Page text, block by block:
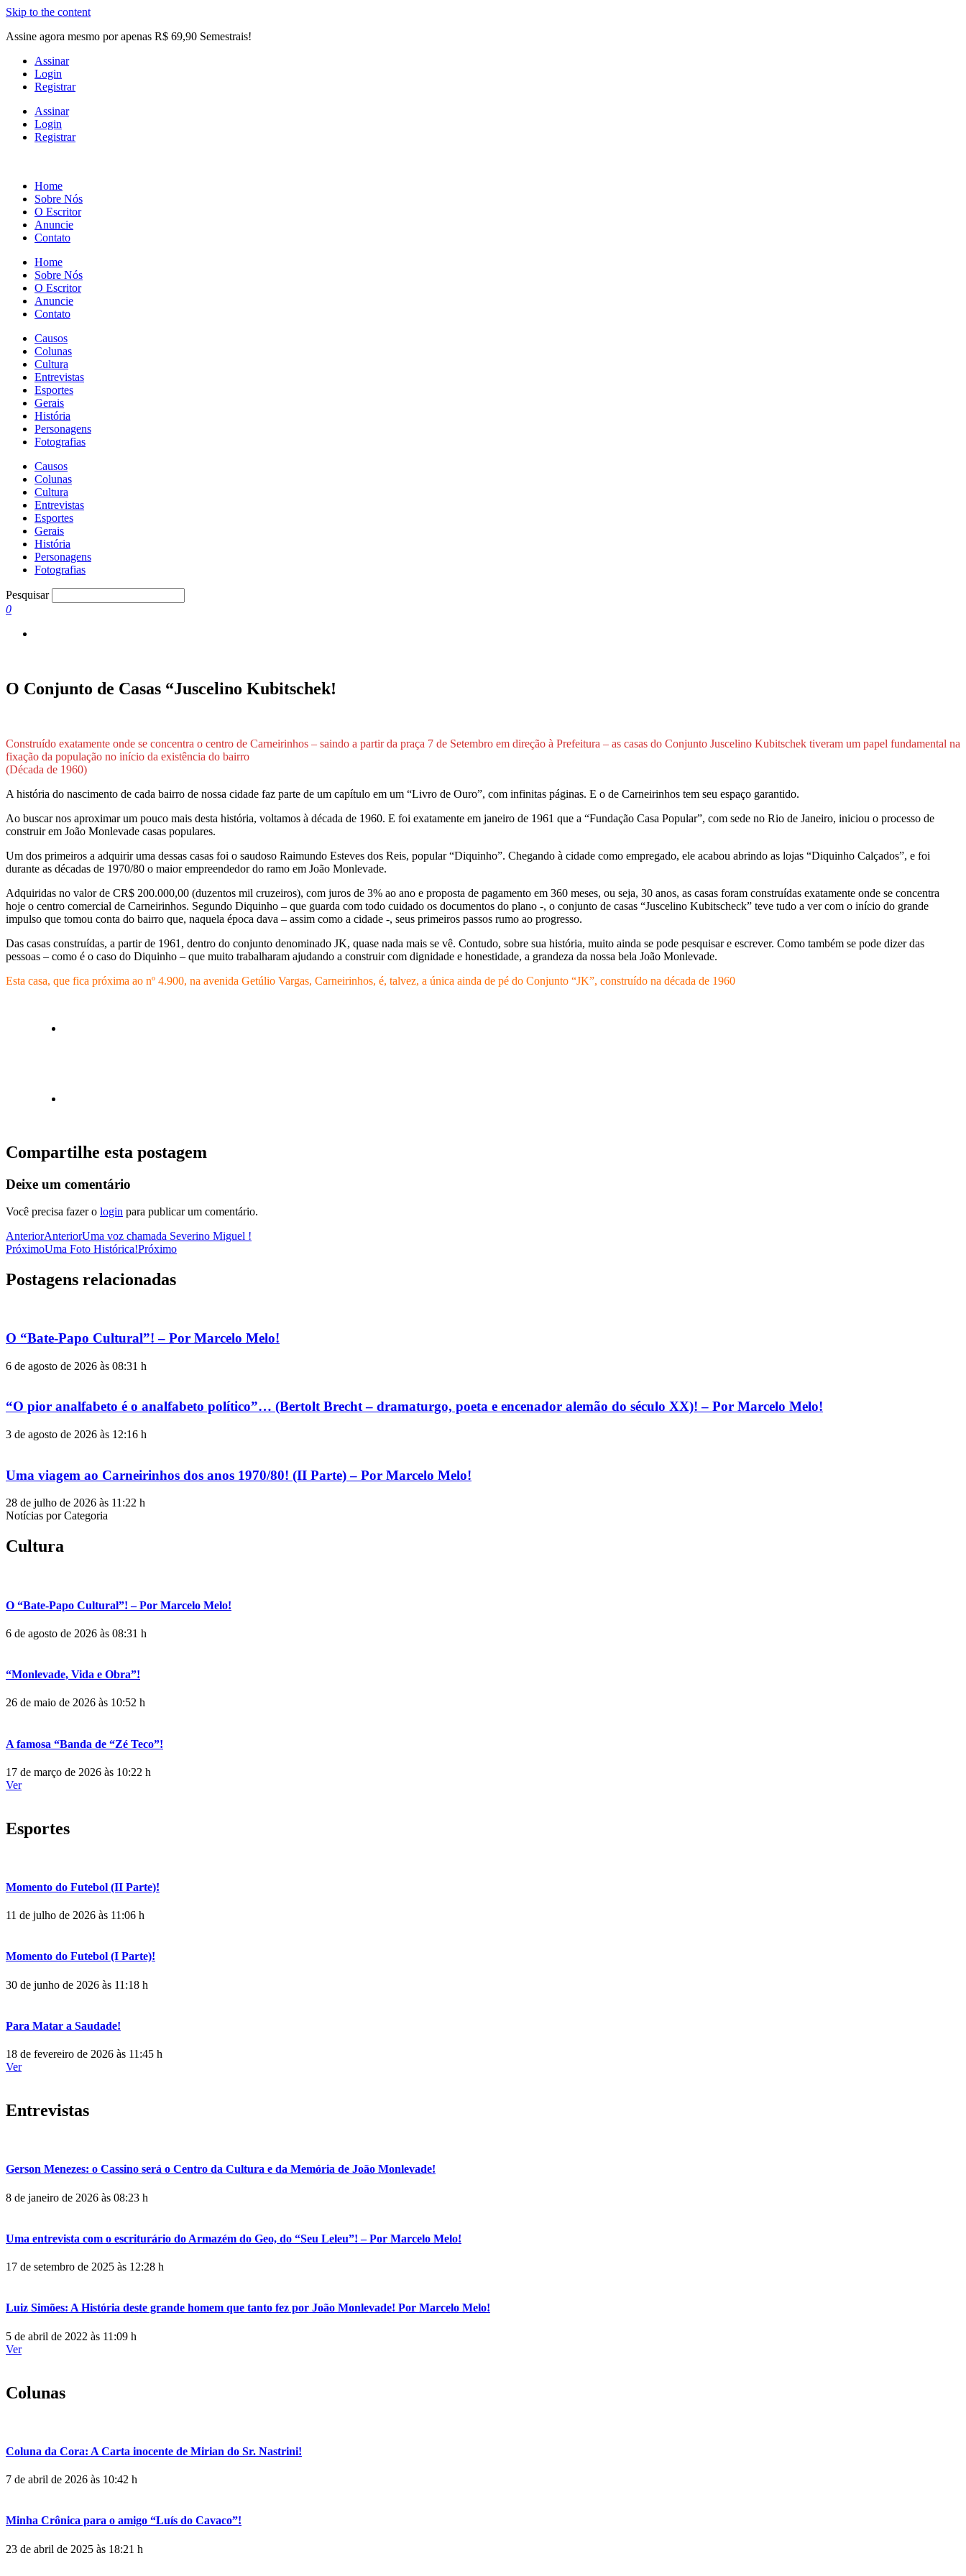
Skip to the content
Assine agora mesmo por apenas R$ 69,90 Semestrais!
Assinar
Login
Registrar
Assinar
Login
Registrar
Home
Sobre Nós
O Escritor
Anuncie
Contato
Home
Sobre Nós
O Escritor
Anuncie
Contato
Causos
Colunas
Cultura
Entrevistas
Esportes
Gerais
História
Personagens
Fotografias
Causos
Colunas
Cultura
Entrevistas
Esportes
Gerais
História
Personagens
Fotografias
Pesquisar
0
O Conjunto de Casas “Juscelino Kubitschek!
Construído exatamente onde se concentra o centro de Carneirinhos – saindo a partir da praça 7 de Setembro em direção à Prefeitura – as casas do Conjunto Juscelino Kubitschek tiveram um papel fundamental na
fixação da população no início da existência do bairro
(Década de 1960)
A história do nascimento de cada bairro de nossa cidade faz parte de um capítulo em um “Livro de Ouro”, com infinitas páginas. E o de Carneirinhos tem seu espaço garantido.
Ao buscar nos aproximar um pouco mais desta história, voltamos à década de 1960. E foi exatamente em janeiro de 1961 que a “Fundação Casa Popular”, com sede no Rio de Janeiro, iniciou o processo de
construir em João Monlevade casas populares.
Um dos primeiros a adquirir uma dessas casas foi o saudoso Raimundo Esteves dos Reis, popular “Diquinho”. Chegando à cidade como empregado, ele acabou abrindo as lojas “Diquinho Calçados”, e foi
durante as décadas de 1970/80 o maior empreendedor do ramo em João Monlevade.
Adquiridas no valor de CR$ 200.000,00 (duzentos mil cruzeiros), com juros de 3% ao ano e proposta de pagamento em 360 meses, ou seja, 30 anos, as casas foram construídas exatamente onde se concentra
hoje o centro comercial de Carneirinhos. Segundo Diquinho – que guarda com todo cuidado os documentos do plano -, o conjunto de casas “Juscelino Kubitscheck” teve tudo a ver com o início do grande
impulso que tomou conta do bairro que, naquela época dava – assim como a cidade -, seus primeiros passos rumo ao progresso.
Das casas construídas, a partir de 1961, dentro do conjunto denominado JK, quase nada mais se vê. Contudo, sobre sua história, muito ainda se pode pesquisar e escrever. Como também se pode dizer das
pessoas – como é o caso do Diquinho – que muito trabalharam ajudando a construir com dignidade e honestidade, a grandeza da nossa bela João Monlevade.
Esta casa, que fica próxima ao nº 4.900, na avenida Getúlio Vargas, Carneirinhos, é, talvez, a única ainda de pé do Conjunto “JK”, construído na década de 1960
Compartilhe esta postagem
Deixe um comentário
Você precisa fazer o login para publicar um comentário.
AnteriorAnteriorUma voz chamada Severino Miguel !
PróximoUma Foto Histórica!Próximo
Postagens relacionadas
O “Bate-Papo Cultural”! – Por Marcelo Melo!
6 de agosto de 2026 às 08:31 h
“O pior analfabeto é o analfabeto político”… (Bertolt Brecht – dramaturgo, poeta e encenador alemão do século XX)! – Por Marcelo Melo!
3 de agosto de 2026 às 12:16 h
Uma viagem ao Carneirinhos dos anos 1970/80! (II Parte) – Por Marcelo Melo!
28 de julho de 2026 às 11:22 h
Notícias por Categoria
Cultura
O “Bate-Papo Cultural”! – Por Marcelo Melo!
6 de agosto de 2026 às 08:31 h
“Monlevade, Vida e Obra”!
26 de maio de 2026 às 10:52 h
A famosa “Banda de “Zé Teco”!
17 de março de 2026 às 10:22 h
Ver
Esportes
Momento do Futebol (II Parte)!
11 de julho de 2026 às 11:06 h
Momento do Futebol (I Parte)!
30 de junho de 2026 às 11:18 h
Para Matar a Saudade!
18 de fevereiro de 2026 às 11:45 h
Ver
Entrevistas
Gerson Menezes: o Cassino será o Centro da Cultura e da Memória de João Monlevade!
8 de janeiro de 2026 às 08:23 h
Uma entrevista com o escriturário do Armazém do Geo, do “Seu Leleu”! – Por Marcelo Melo!
17 de setembro de 2025 às 12:28 h
Luiz Simões: A História deste grande homem que tanto fez por João Monlevade! Por Marcelo Melo!
5 de abril de 2022 às 11:09 h
Ver
Colunas
Coluna da Cora: A Carta inocente de Mirian do Sr. Nastrini!
7 de abril de 2026 às 10:42 h
Minha Crônica para o amigo “Luís do Cavaco”!
23 de abril de 2025 às 18:21 h